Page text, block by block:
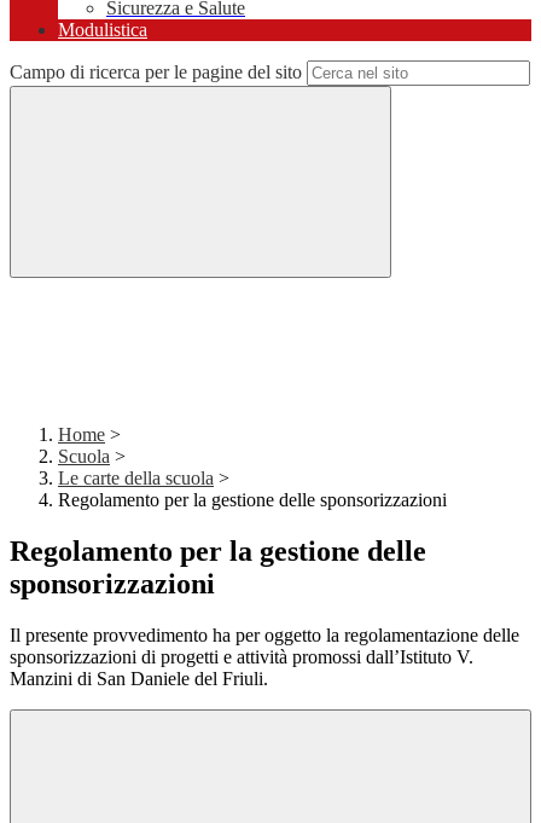
Sicurezza e Salute
Modulistica
Campo di ricerca per le pagine del sito
Home >
Scuola >
Le carte della scuola >
Regolamento per la gestione delle sponsorizzazioni
Regolamento per la gestione delle
sponsorizzazioni
Il presente provvedimento ha per oggetto la regolamentazione delle
sponsorizzazioni di progetti e attività promossi dall’Istituto V.
Manzini di San Daniele del Friuli.